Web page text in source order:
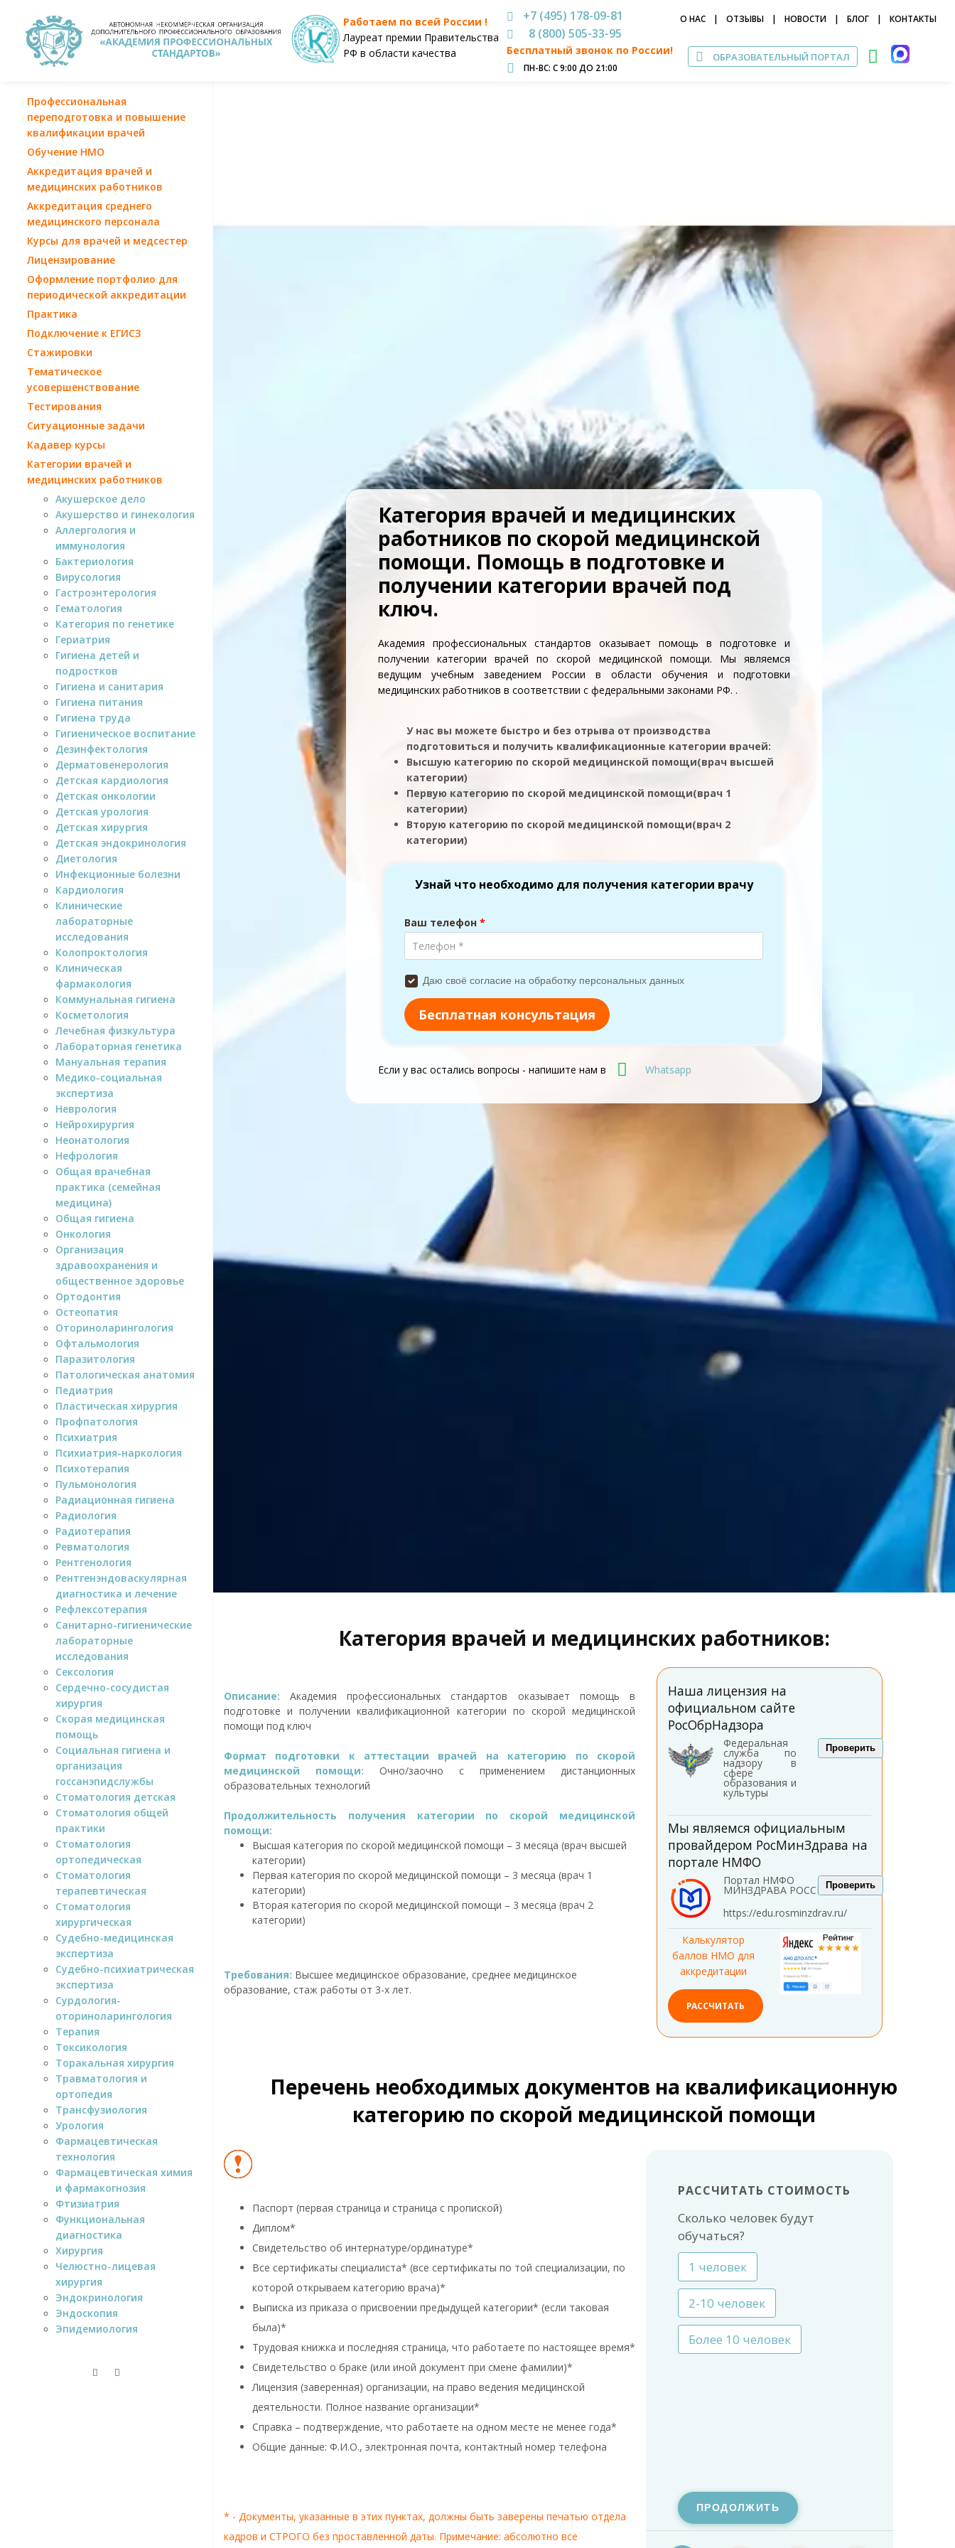
Профессиональная
переподготовка и повышение
квалификации врачей
Обучение НМО
Аккредитация врачей и
медицинских работников
Аккредитация среднего
медицинского персонала
Курсы для врачей и медсестер
Лицензирование
Оформление портфолио для
периодической аккредитации
Практика
Подключение к ЕГИСЗ
Стажировки
Тематическое
усовершенствование
Тестирования
Ситуационные задачи
Кадавер курсы
Категории врачей и
медицинских работников
Акушерское дело
Акушерство и гинекология
Аллергология и
иммунология
Бактериология
Вирусология
Гастроэнтерология
Гематология
Категория по генетике
Гериатрия
Гигиена детей и
подростков
Гигиена и санитария
Гигиена питания
Гигиена труда
Гигиеническое воспитание
Дезинфектология
Дерматовенерология
Детская кардиология
Детская онкологии
Детская урология
Детская хирургия
Детская эндокринология
Диетология
Инфекционные болезни
Кардиология
Клинические
лабораторные
исследования
Колопроктология
Клиническая
фармакология
Коммунальная гигиена
Косметология
Лечебная физкультура
Лабораторная генетика
Мануальная терапия
Медико-социальная
экспертиза
Неврология
Нейрохирургия
Неонатология
Нефрология
Общая врачебная
практика (семейная
медицина)
Общая гигиена
Онкология
Организация
здравоохранения и
общественное здоровье
Ортодонтия
Остеопатия
Оториноларингология
Офтальмология
Паразитология
Патологическая анатомия
Педиатрия
Пластическая хирургия
Профпатология
Психиатрия
Психиатрия-наркология
Психотерапия
Пульмонология
Радиационная гигиена
Радиология
Радиотерапия
Ревматология
Рентгенология
Рентгенэндоваскулярная
диагностика и лечение
Рефлексотерапия
Санитарно-гигиенические
лабораторные
исследования
Сексология
Сердечно-сосудистая
хирургия
Скорая медицинская
помощь
Социальная гигиена и
организация
госсанэпидслужбы
Стоматология детская
Стоматология общей
практики
Стоматология
ортопедическая
Стоматология
терапевтическая
Стоматология
хирургическая
Судебно-медицинская
экспертиза
Судебно-психиатрическая
экспертиза
Сурдология-
оториноларингология
Терапия
Токсикология
Торакальная хирургия
Травматология и
ортопедия
Трансфузиология
Урология
Фармацевтическая
технология
Фармацевтическая химия
и фармакогнозия
Фтизиатрия
Функциональная
диагностика
Хирургия
Челюстно-лицевая
хирургия
Эндокринология
Эндоскопия
Эпидемиология
Работаем по всей России !
Лауреат премии Правительства
РФ в области качества
+7 (495) 178-09-81
8 (800) 505-33-95
Бесплатный звонок по России!
ПН-ВС: С 9:00 ДО 21:00
О НАС | ОТЗЫВЫ | НОВОСТИ | БЛОГ | КОНТАКТЫ
ОБРАЗОВАТЕЛЬНЫЙ ПОРТАЛ
Категория врачей и медицинских
работников по скорой медицинской
помощи. Помощь в подготовке и
получении категории врачей под
ключ.
Академия профессиональных стандартов оказывает помощь в подготовке и
получении категории врачей по скорой медицинской помощи. Мы являемся
ведущим учебным заведением России в области обучения и подготовки
медицинских работников в соответствии с федеральными законами РФ. .
У нас вы можете быстро и без отрыва от производства
подготовиться и получить квалификационные категории врачей:
Высшую категорию по скорой медицинской помощи(врач высшей
категории)
Первую категорию по скорой медицинской помощи(врач 1
категории)
Вторую категорию по скорой медицинской помощи(врач 2
категории)
Если у вас остались вопросы - напишите нам в Whatsapp
Категория врачей и медицинских работников:
Описание:Академия профессиональных стандартов оказывает помощь в
подготовке и получении квалификационной категории по скорой медицинской
помощи под ключ
Формат подготовки к аттестации врачей на категорию по скорой
медицинской помощи: Очно/заочно с применением дистанционных
образовательных технологий
Продолжительность получения категории по скорой медицинской
помощи:
Высшая категория по скорой медицинской помощи – 3 месяца (врач высшей
категории)
Первая категория по скорой медицинской помощи – 3 месяца (врач 1
категории)
Вторая категория по скорой медицинской помощи – 3 месяца (врач 2
категории)
Требования: Высшее медицинское образование, среднее медицинское
образование, стаж работы от 3-х лет.
Наша лицензия на
официальном сайте
РосОбрНадзора
Федеральная
служба по
надзору в
сфере
образования и
культуры
Проверить
Мы являемся официальным
провайдером РосМинЗдрава на
портале НМФО
Портал НМФО
МИНЗДРАВА РОССИИ
https://edu.rosminzdrav.ru/
Проверить
Калькулятор
баллов НМО для
аккредитации
РАССЧИТАТЬ
Перечень необходимых документов на квалификационную
категорию по скорой медицинской помощи
Паспорт (первая страница и страница с пропиской)
Диплом*
Свидетельство об интернатуре/ординатуре*
Все сертификаты специалиста* (все сертификаты по той специализации, по
которой открываем категорию врача)*
Выписка из приказа о присвоении предыдущей категории* (если таковая
была)*
Трудовая книжка и последняя страница, что работаете по настоящее время*
Свидетельство о браке (или иной документ при смене фамилии)*
Лицензия (заверенная) организации, на право ведения медицинской
деятельности. Полное название организации*
Справка – подтверждение, что работаете на одном месте не менее года*
Общие данные: Ф.И.О., электронная почта, контактный номер телефона
* - Документы, указанные в этих пунктах, должны быть заверены печатью отдела
кадров и СТРОГО без проставленной даты. Примечание: абсолютно все
РАССЧИТАТЬ СТОИМОСТЬ
Сколько человек будут
обучаться?
1 человек
2-10 человек
Более 10 человек
ПРОДОЛЖИТЬ